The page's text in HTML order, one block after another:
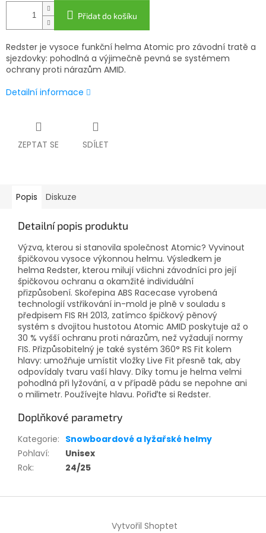
Přidat do košíku
Redster je vysoce funkční helma Atomic pro závodní tratě a
sjezdovky: pohodlná a výjimečně pevná se systémem
ochrany proti nárazům AMID.
Detailní informace
ZEPTAT SE SDÍLET
Popis Diskuze
Detailní popis produktu
Výzva, kterou si stanovila společnost Atomic? Vyvinout
špičkovou vysoce výkonnou helmu. Výsledkem je
helma Redster, kterou milují všichni závodníci pro její
špičkovou ochranu a okamžité individuální
přizpůsobení. Skořepina ABS Racecase vyrobená
technologií vstřikování in-mold je plně v souladu s
předpisem FIS RH 2013, zatímco špičkový pěnový
systém s dvojitou hustotou Atomic AMID poskytuje až o
30 % vyšší ochranu proti nárazům, než vyžadují normy
FIS. Přizpůsobitelný je také systém 360° RS Fit kolem
hlavy: umožňuje umístit vložky Live Fit přesně tak, aby
odpovídaly tvaru vaší hlavy. Díky tomu je helma velmi
pohodlná při lyžování, a v případě pádu se nepohne ani
o milimetr. Používejte hlavu. Pořiďte si Redster.
Doplňkové parametry
Kategorie: Snowboardové a lyžařské helmy
Pohlaví:
Unisex
Rok: 24/25
Vytvořil Shoptet